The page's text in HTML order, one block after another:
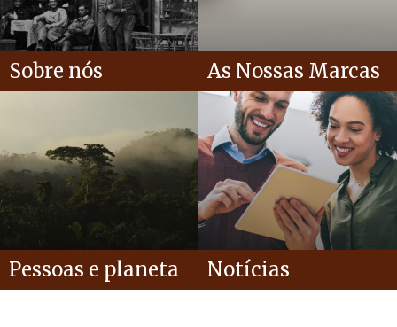
Sobre nós As Nossas Marcas
Pessoas e planeta Notícias